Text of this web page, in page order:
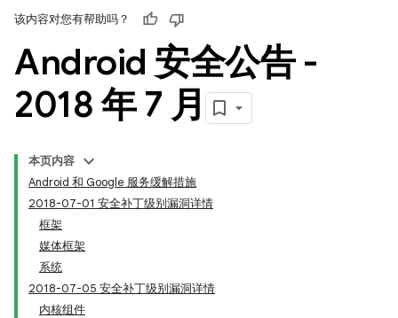
该内容对您有帮助吗？
Android 安全公告 -
2018 年 7 月
本页内容
Android 和 Google 服务缓解措施
2018-07-01 安全补丁级别漏洞详情
框架
媒体框架
系统
2018-07-05 安全补丁级别漏洞详情
内核组件